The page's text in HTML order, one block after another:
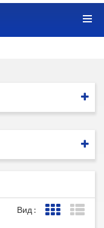
Вид :